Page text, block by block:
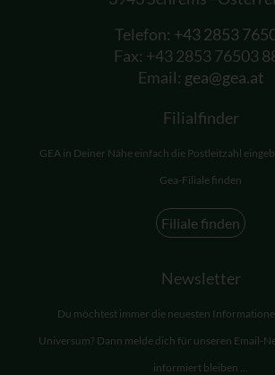
Telefon: +43 2853
Fax: +43 2853 76503
Email: gea@gea.at
Filialfinder
GEA in Deiner Nähe einfach die Postleitzahl
Gea-Filiale finden
Filiale finden
Newsletter
Du möchtest immer die neuesten
Universum? Dann melde dich für unseren Email-
informiert bleiben ...